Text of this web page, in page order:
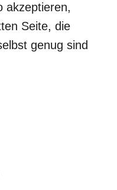
akzeptieren,
Seite, die
genug sind